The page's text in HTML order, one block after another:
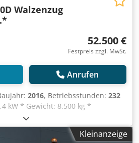
Walzenzug
52.500 €
Festpreis zzgl. MwSt.
Anrufen
2016, Betriebsstunden: 232
kW * Gewicht: 8.500 kg *
CA1500D -----Interne
Irrtümer & Zwischenverkauf
Eyoisrf WhatsApp-Support
Kleinanzeige